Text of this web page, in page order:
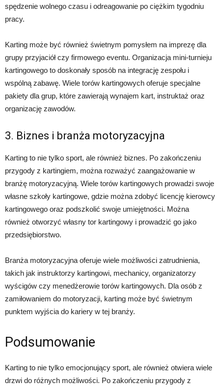
spędzenie wolnego czasu i odreagowanie po ciężkim tygodniu
pracy.
Karting może być również świetnym pomysłem na imprezę dla
grupy przyjaciół czy firmowego eventu. Organizacja mini-turnieju
kartingowego to doskonały sposób na integrację zespołu i
wspólną zabawę. Wiele torów kartingowych oferuje specjalne
pakiety dla grup, które zawierają wynajem kart, instruktaż oraz
organizację zawodów.
3. Biznes i branża motoryzacyjna
Karting to nie tylko sport, ale również biznes. Po zakończeniu
przygody z kartingiem, można rozważyć zaangażowanie w
branżę motoryzacyjną. Wiele torów kartingowych prowadzi swoje
własne szkoły kartingowe, gdzie można zdobyć licencję kierowcy
kartingowego oraz podszkolić swoje umiejętności. Można
również otworzyć własny tor kartingowy i prowadzić go jako
przedsiębiorstwo.
Branża motoryzacyjna oferuje wiele możliwości zatrudnienia,
takich jak instruktorzy kartingowi, mechanicy, organizatorzy
wyścigów czy menedżerowie torów kartingowych. Dla osób z
zamiłowaniem do motoryzacji, karting może być świetnym
punktem wyjścia do kariery w tej branży.
Podsumowanie
Karting to nie tylko emocjonujący sport, ale również otwiera wiele
drzwi do różnych możliwości. Po zakończeniu przygody z